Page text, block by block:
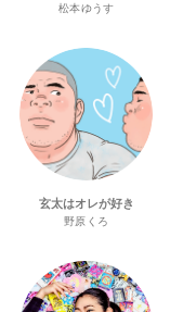
松本ゆうす
玄太はオレが好き
野原くろ